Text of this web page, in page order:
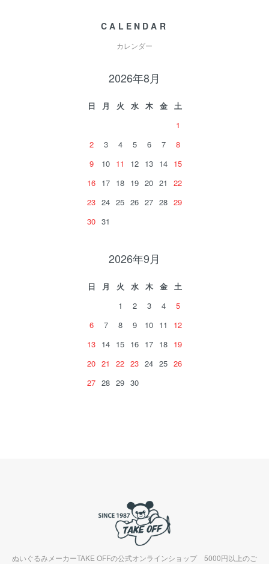
CALENDAR
カレンダー
2026年8月
日 月 火 水 木 金
土
1
2
3 4 5 6 7
8
9
10 11 12 13 14 15
16 17 18 19 20 21
22
23 24 25 26 27 28 29
30 31
2026年9月
日 月 火 水 木 金
土
1
2 3 4
5
6
7 8 9 10 11
12
13 14 15 16 17 18 19
20 21 22 23 24 25 26
27 28 29 30
ぬいぐるみメーカーTAKE OFFの公式オンラインショップ 5000円以上のご